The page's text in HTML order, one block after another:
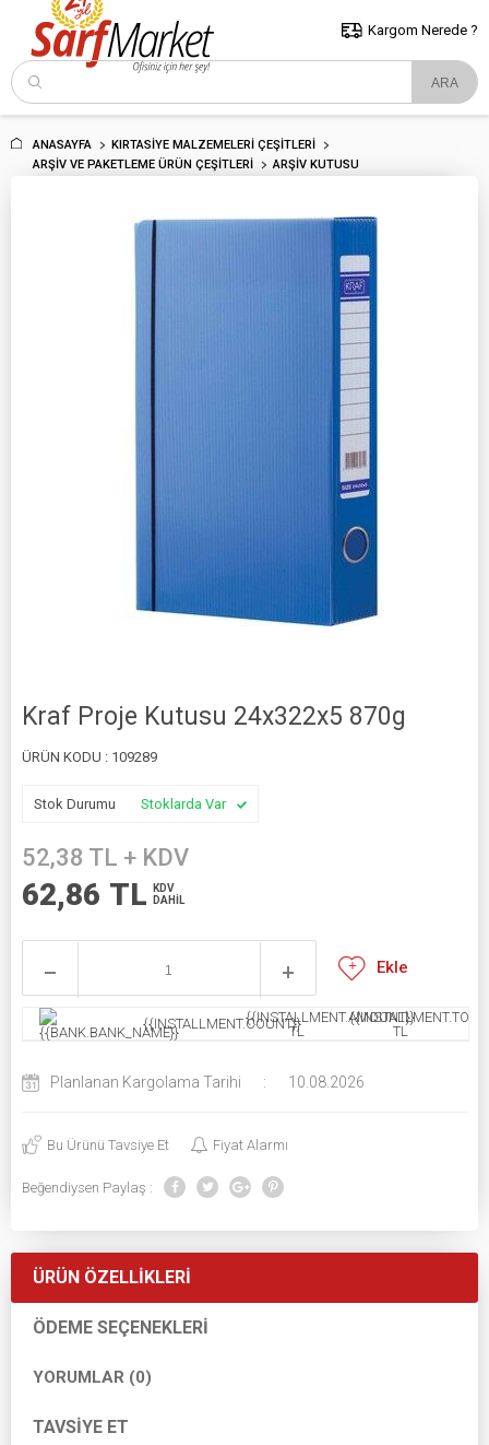
5000 TL ve Üzeri Alışverişlerde İstanbul İçi Kargo Bedava!
ve Trakya İçin Tıklayın..
Kargom Nerede ?
ANASAYFA
KIRTASIYE MALZEMELERI ÇEŞITLERI
ARŞIV VE PAKETLEME ÜRÜN ÇEŞITLERI
ARŞIV KUTUSU
Kraf Proje Kutusu 24x322x5 870g
ÜRÜN KODU : 109289
Stok Durumu Stoklarda Var
52,38 TL + KDV
62,86 TL
KDV
DAHİL
Ekle
{{INSTALLMENT.COUNT}}{{INSTALLMENT.AMOUNT}}
TL
TL
Planlanan Kargolama Tarihi : 10.08.2026
Bu Ürünü Tavsiye Et Fiyat Alarmı
Beğendiysen Paylaş :
ÜRÜN ÖZELLIKLERI
ÖDEME SEÇENEKLERI
YORUMLAR (0)
TAVSIYE ET